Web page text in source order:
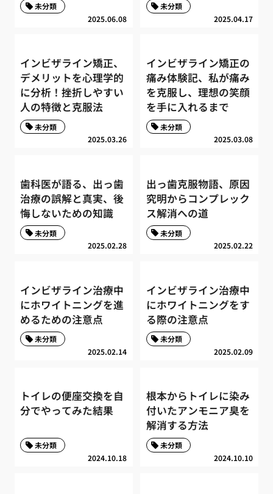
2025.06.08
未分類
2025.04.17
未分類
インビザライン矯正、
デメリットを心理学的
に分析！挫折しやすい
人の特徴と克服法
2025.03.26
未分類
インビザライン矯正の
痛み体験記、私が痛み
を克服し、理想の笑顔
を手に入れるまで
2025.03.08
未分類
歯科医が語る、出っ歯
治療の誤解と真実、後
悔しないための知識
2025.02.28
未分類
出っ歯克服物語、原因
究明からコンプレック
ス解消への道
2025.02.22
未分類
インビザライン治療中
にホワイトニングを進
めるための注意点
2025.02.14
未分類
インビザライン治療中
にホワイトニングをす
る際の注意点
2025.02.09
未分類
トイレの便座交換を自
分でやってみた結果
2024.10.18
未分類
根本からトイレに染み
付いたアンモニア臭を
解消する方法
2024.10.10
未分類